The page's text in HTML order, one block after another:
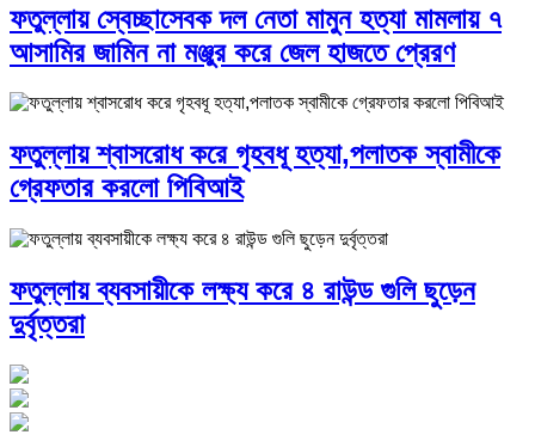
ফতুল্লায় স্বেচ্ছাসেবক দল নেতা মামুন হত্যা মামলায় ৭
আসামির জামিন না মঞ্জুর করে জেল হাজতে প্রেরণ
ফতুল্লায় শ্বাসরোধ করে গৃহবধূ হত্যা,পলাতক স্বামীকে
গ্রেফতার করলো পিবিআই
ফতুল্লায় ব্যবসায়ীকে লক্ষ্য করে ৪ রাউন্ড গুলি ছুড়েন
দুর্বৃত্তরা